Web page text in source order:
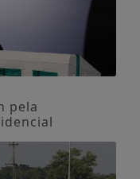
pela